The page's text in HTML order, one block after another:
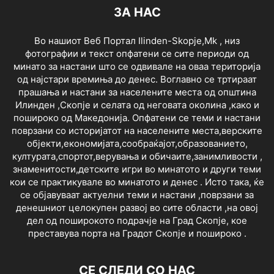
ЗА НАС
Во нашиот Веб Портал Ilinden-Skopje,Mk , низ
фотографии и текст опфатени се сите периоди од
минато за настани што се одвивале на оваа територија
од најстари времиња до денес. Воглавно се тртираат
прашања и настани за населените места од општина
Илинден ,Скопје и селата од неговата околина ,како и
пошироко од Македонија. Опфатени се теми и настани
поврзани со историјатот на населените места,верските
објекти,економијата,сообраќајот,образованието,
културата,спортот,верувања и обичаите,занимливости ,
знаменитости,детските игри во минатото и други теми
кои се практикувале во минатото и денес . Исто така, ќе
се објавуваат актуелни теми и настани ,поврзани за
денешниот целокупен развој во сите области ,на овој
дел од поширокото подрачје на Град Скопје, кое
преставува порта на Градот Скопје и пошироко .
СЕ СЛЕДИ СО НАС